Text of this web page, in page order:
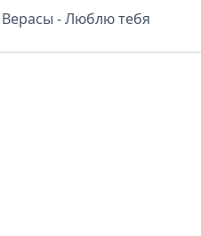
Верасы - Люблю тебя